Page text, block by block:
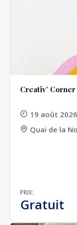
Creativ’
19 août
Quai de la
PRIX:
Gratuit